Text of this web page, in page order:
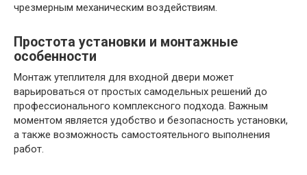
чрезмерным механическим воздействиям.
Простота установки и монтажные
особенности
Монтаж утеплителя для входной двери может
варьироваться от простых самодельных решений до
профессионального комплексного подхода. Важным
моментом является удобство и безопасность установки,
а также возможность самостоятельного выполнения
работ.